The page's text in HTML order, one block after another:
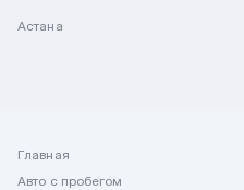
Астана
Главная
Авто с пробегом